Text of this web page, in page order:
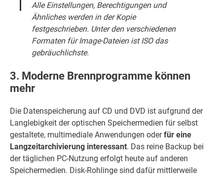
Alle Einstellungen, Berechtigungen und
Ähnliches werden in der Kopie
festgeschrieben. Unter den verschiedenen
Formaten für Image-Dateien ist ISO das
gebräuchlichste.
3. Moderne Brennprogramme können
mehr
Die Datenspeicherung auf CD und DVD ist aufgrund der
Langlebigkeit der optischen Speichermedien für selbst
gestaltete, multimediale Anwendungen oderfür eine
Langzeitarchivierung interessant. Das reine Backup bei
der täglichen PC-Nutzung erfolgt heute auf anderen
Speichermedien. Disk-Rohlinge sind dafür mittlerweile